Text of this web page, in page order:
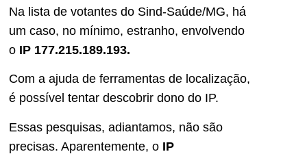
Na lista de votantes do Sind-Saúde/MG, há
um caso, no mínimo, estranho, envolvendo
o IP 177.215.189.193.
Com a ajuda de ferramentas de localização,
é possível tentar descobrir dono do IP.
Essas pesquisas, adiantamos, não são
precisas. Aparentemente, o IP